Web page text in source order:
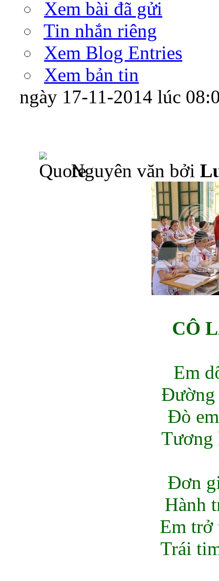
Xem bài đã gửi
Tin nhắn riêng
Xem Blog Entries
Xem bản tin
ngày 17-11-2014 lúc
Nguyên văn bởi
CÔ
Em
Đường
Đò
Tương
Đơn
Hành
Em trở
Trái